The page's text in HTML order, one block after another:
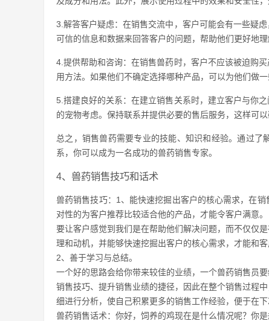
3.解答客户疑虑：在销售交流中，客户可能会有一些疑
可信的信息和数据来回答客户的问题，帮助他们更好地理
4.提供帮助和咨询：在销售兽药时，客户不应该被迫购
用方法。如果他们不确定选择哪种产品，可以为他们做一
5.搭建良好的关系：在建立销售关系时，建立客户与你
的宠物考虑。保持联系并提供必要的售后服务，这样可
总之，销售兽药需要专业的技能、知识和经验。通过
系，你可以成为一名成功的兽药销售专家。
4、兽药销售技巧和话术
兽药销售技巧：1、能快速挖掘出客户的核心需求，在
对性的为客户推荐比较适合他的产品，才能令客户满意。
要让客户感觉到我们是在帮助他们解决问题，而不仅仅
理和动机，并能够快速挖掘出客户的核心需求，才能和客
2、善于学习与总结。
一个好的思路会给你带来较佳的业绩，一个兽药销售员
销售技巧、提升销售业绩的捷径，因此在整个销售过程
细进行分析，使自己积累更多的销售工作经验，便于在下
兽药销售话术：你好，饲养的鸡现在是什么情况呢？你